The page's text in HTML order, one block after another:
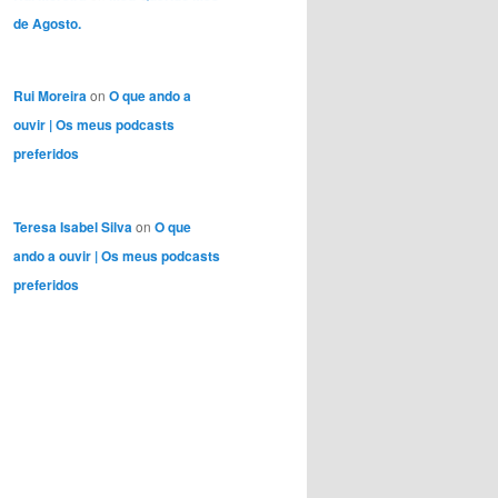
de Agosto.
Rui Moreiraon O que ando a
ouvir | Os meus podcasts
preferidos
Teresa Isabel Silva on O que
ando a ouvir | Os meus podcasts
preferidos